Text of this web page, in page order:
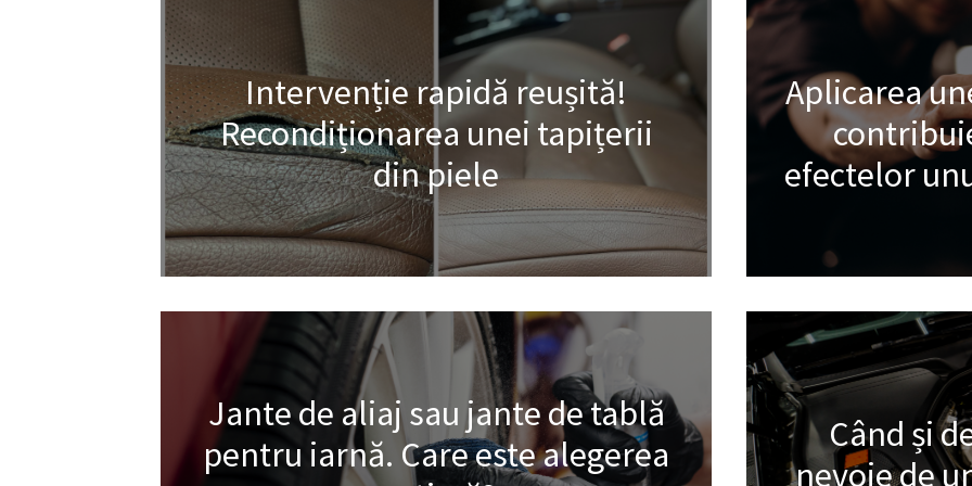
Intervenție rapidă reușită!
Recondiționarea unei tapițerii
din piele
Aplicarea
efectelor
Jante de aliaj sau jante de tablă
pentru iarnă. Care este alegerea
Când și
nevoie de